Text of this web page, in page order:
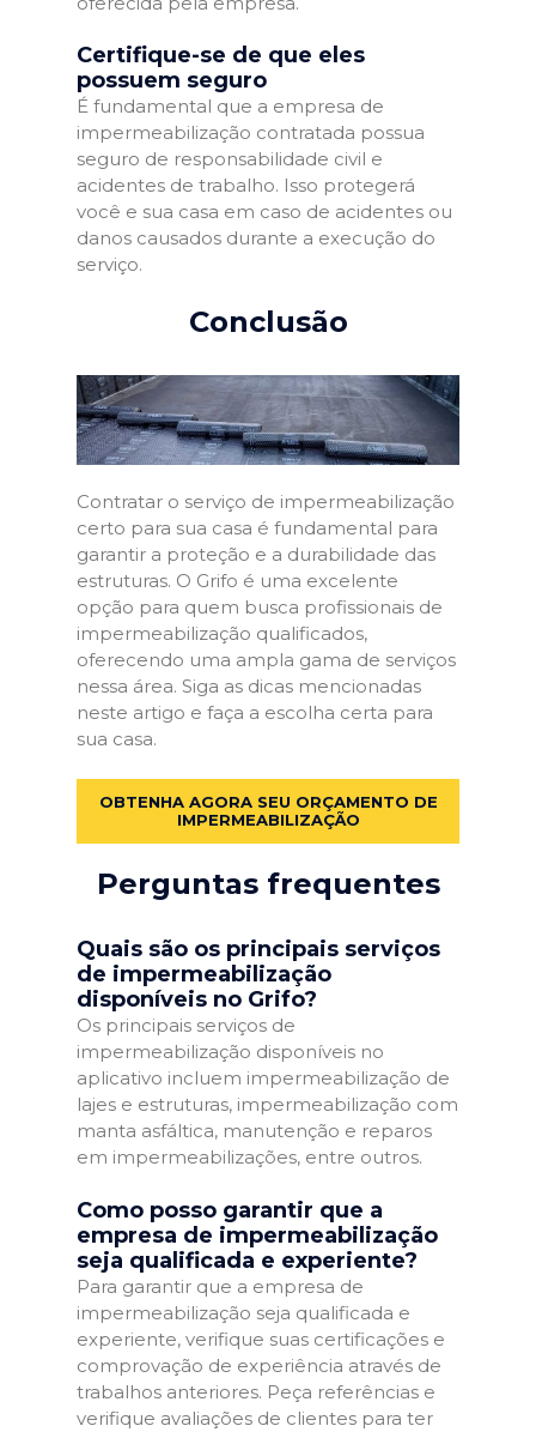
Certifique-se de que eles
possuem seguro
É fundamental que a empresa de
impermeabilização contratada possua
seguro de responsabilidade civil e
acidentes de trabalho. Isso protegerá
você e sua casa em caso de acidentes ou
danos causados durante a execução do
serviço.
Conclusão
Contratar o serviço de impermeabilização
certo para sua casa é fundamental para
garantir a proteção e a durabilidade das
estruturas. O Grifo é uma excelente
opção para quem busca profissionais de
impermeabilização qualificados,
oferecendo uma ampla gama de serviços
nessa área. Siga as dicas mencionadas
neste artigo e faça a escolha certa para
sua casa.
OBTENHA AGORA SEU ORÇAMENTO DE
IMPERMEABILIZAÇÃO
Perguntas frequentes
Quais são os principais serviços
de impermeabilização
disponíveis no Grifo?
Os principais serviços de
impermeabilização disponíveis no
aplicativo incluem impermeabilização de
lajes e estruturas, impermeabilização com
manta asfáltica, manutenção e reparos
em impermeabilizações, entre outros.
Como posso garantir que a
empresa de impermeabilização
seja qualificada e experiente?
Para garantir que a empresa de
impermeabilização seja qualificada e
experiente, verifique suas certificações e
comprovação de experiência através de
trabalhos anteriores. Peça referências e
verifique avaliações de clientes para ter